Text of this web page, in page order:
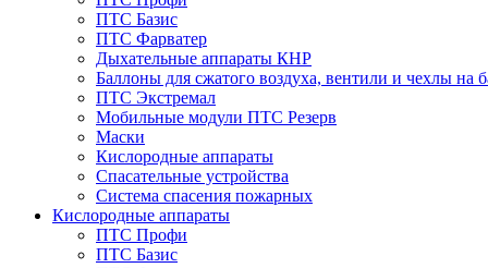
ПТС Базис
ПТС Фарватер
Дыхательные аппараты КНР
Баллоны для сжатого воздуха, вентили и чехлы на
ПТС Экстремал
Мобильные модули ПТС Резерв
Маски
Кислородные аппараты
Спасательные устройства
Система спасения пожарных
Кислородные аппараты
ПТС Профи
ПТС Базис